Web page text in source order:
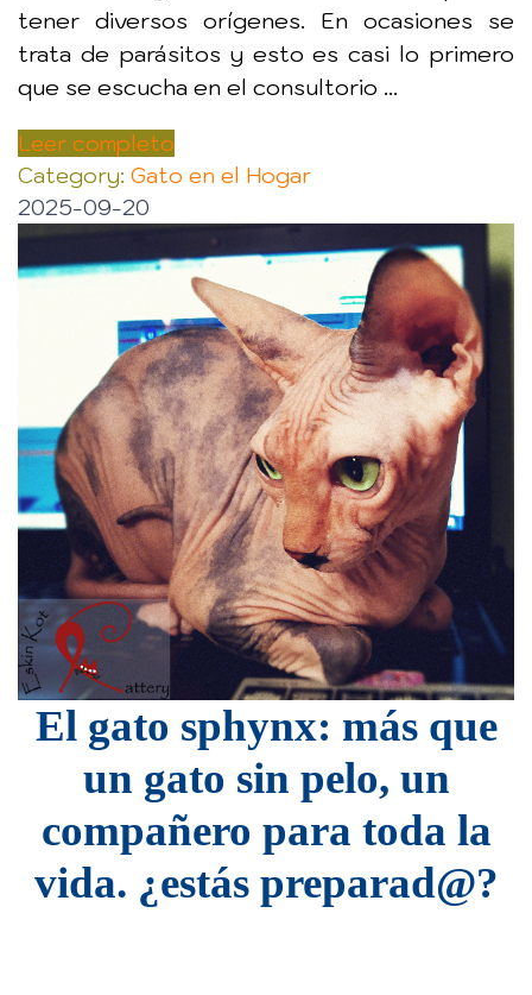
tener diversos orígenes. En ocasiones se
trata de parásitos y esto es casi lo primero
que se escucha en el consultorio ...
Leer completo
Category: Gato en el Hogar
2025-09-20
El gato sphynx: más que
un gato sin pelo, un
compañero para toda la
vida. ¿estás preparad@?